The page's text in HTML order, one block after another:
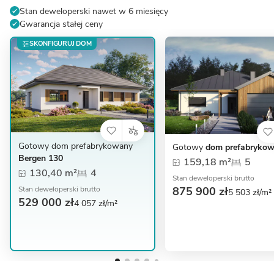
Stan deweloperski nawet w 6 miesięcy
Gwarancja stałej ceny
SKONFIGURUJ DOM
Gotowy dom prefabrykowany
Bergen 130
130,40 m² 4
Stan deweloperski brutto
529 000 zł4 057 zł/m²
Gotowy dom
159,18 m² 5
Stan deweloperski brutto
875 900 zł5 503 zł/m²